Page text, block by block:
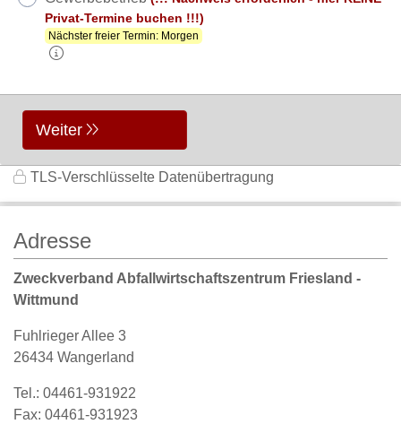
Privat-Termine buchen !!!)
Nächster freier Termin: Morgen
Weiter
TLS-Verschlüsselte Datenübertragung
Adresse
Zweckverband Abfallwirtschaftszentrum Friesland -
Wittmund
Fuhlrieger Allee 3
26434 Wangerland
Tel.: 04461-931922
Fax: 04461-931923